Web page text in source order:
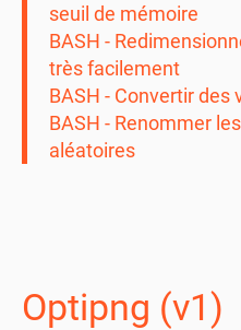
seuil de mémoire
BASH -
très facilement
BASH - Convertir des
BASH - Renommer
aléatoires
Optipng (v1)